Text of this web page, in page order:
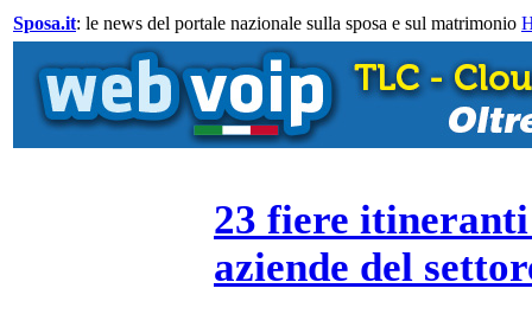
Sposa.it: le news del portale nazionale sulla sposa e sul matrimonio
23 fiere
aziende del